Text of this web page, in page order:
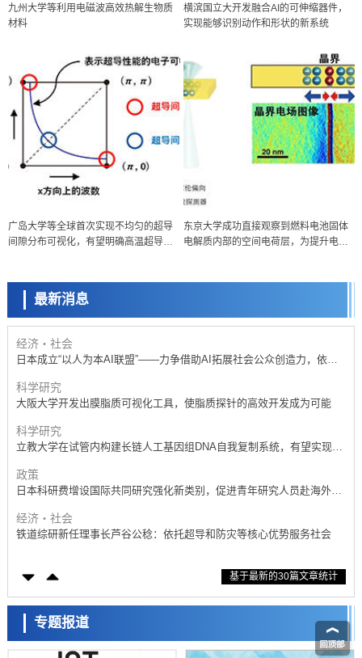
九州大学等利用电磁波高效热解生物质
材料
横滨国立大开发融合AI的可伸缩器件，
实现能够识别动作和形状的新系统
广岛大学等全球首次实现不均匀的超导
间隙分布可视化，有望明确高温超导机
东京大学成功直接观察到燃料电池固体
电解质内部的空间电荷层，为提升电池
最新消息
日本科研费增设国际共同研究强化新类别，促进青年研究人员赴海外开
展研究
科学研究
开发出300亿年仅误差1秒的光晶格钟，构建网络将其打造为下一代社会
基础设施
经济・社会
日本成立“以人为本AI联盟”——力争借助AI拓展社会公众创造力，依托
科学研究
大阪大学开发出膜脂质可视化工具，使脂质探针的高效开发成为可能
科学研究
立教大学在试管内构建长链人工基因组DNA自我复制系统，有望实现携
政策
日本科研费增设国际共同研究强化新类别，促进青年研究人员赴海外开
经济・社会
铁道综研新任理事长芦谷公稔：依托超导和防灾等核心优势服务社会
东京大学通过叶绿体基因组编辑技术强化碳固定酶，成功提高光合作用
科学研究
藤田医科大学等成功鉴定出非结核分枝杆菌生存的必需基因，首次揭示
该基因的必要性因菌株而异
经济・社会
基于最新的30篇文章统计
专题报道